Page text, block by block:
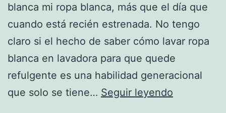
blanca mi ropa blanca, más que el día que
cuando está recién estrenada. No tengo
claro si el hecho de saber cómo lavar ropa
blanca en lavadora para que quede
refulgente es una habilidad generacional
que solo se tiene… Seguir leyendo